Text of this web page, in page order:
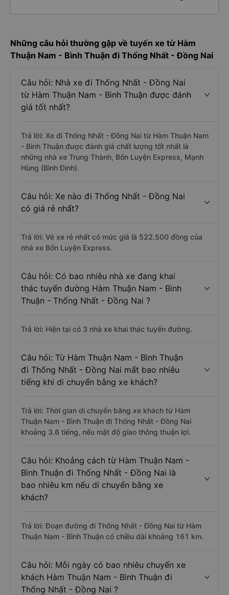
Những câu hỏi thường gặp về tuyến xe từ Hàm
Thuận Nam - Bình Thuận đi Thống Nhất - Đồng Nai
Câu hỏi: Nhà xe đi Thống Nhất - Đồng Nai
từ Hàm Thuận Nam - Bình Thuận được đánh
giá tốt nhất?
Trả lời: Xe đi Thống Nhất - Đồng Nai từ Hàm Thuận Nam
- Bình Thuận được đánh giá chất lượng tốt nhất là
những nhà xe Trung Thành, Bốn Luyện Express, Mạnh
Hùng (Bình Định).
Câu hỏi: Xe nào đi Thống Nhất - Đồng Nai
có giá rẻ nhất?
Trả lời: Vé xe rẻ nhất có mức giá là 522.500 đồng của
nhà xe Bốn Luyện Express.
Câu hỏi: Có bao nhiêu nhà xe đang khai
thác tuyến đường Hàm Thuận Nam - Bình
Thuận - Thống Nhất - Đồng Nai ?
Trả lời: Hiện tại có 3 nhà xe khai thác tuyến đường.
Câu hỏi: Từ Hàm Thuận Nam - Bình Thuận
đi Thống Nhất - Đồng Nai mất bao nhiêu
tiếng khi di chuyển bằng xe khách?
Trả lời: Thời gian di chuyển bằng xe khách từ Hàm
Thuận Nam - Bình Thuận đi Thống Nhất - Đồng Nai
khoảng 3.6 tiếng, nếu mật độ giao thông thuận lợi.
Câu hỏi: Khoảng cách từ Hàm Thuận Nam -
Bình Thuận đi Thống Nhất - Đồng Nai là
bao nhiêu km nếu di chuyển bằng xe
khách?
Trả lời: Đoạn đường đi Thống Nhất - Đồng Nai từ Hàm
Thuận Nam - Bình Thuận có chiều dài khoảng 161 km.
Câu hỏi: Mỗi ngày có bao nhiêu chuyến xe
khách Hàm Thuận Nam - Bình Thuận đi
Thống Nhất - Đồng Nai ?